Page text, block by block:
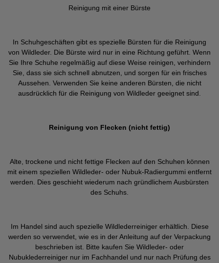
Reinigung mit einer Bürste
In Schuhgeschäften gibt es spezielle Bürsten für die Reinigung
von Wildleder. Die Bürste wird nur in eine Richtung geführt. Wenn
Sie Ihre Schuhe regelmäßig auf diese Weise reinigen, verhindern
Sie, dass sie sich schnell abnutzen, und sorgen für ein frisches
Aussehen. Verwenden Sie keine anderen Bürsten, die nicht
ausdrücklich für die Reinigung von Wildleder geeignet sind.
Reinigung von Flecken (nicht fettig)
Alte, trockene und nicht fettige Flecken auf den Schuhen können
mit einem speziellen Wildleder- oder Nubuk-Radiergummi entfernt
werden. Dies geschieht wiederum nach gründlichem Ausbürsten
des Schuhs.
Im Handel sind auch spezielle Wildlederreiniger erhältlich. Diese
werden so verwendet, wie es in der Anleitung auf der Verpackung
beschrieben ist. Bitte kaufen Sie Wildleder- oder
Nubuklederreiniger nur im Fachhandel und nur nach Prüfung des